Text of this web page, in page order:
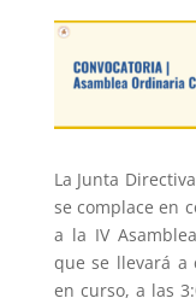
La Junta
se complace en
a la IV
que se llevará a
en curso, a las